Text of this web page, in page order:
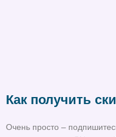
Как получить
Очень просто –